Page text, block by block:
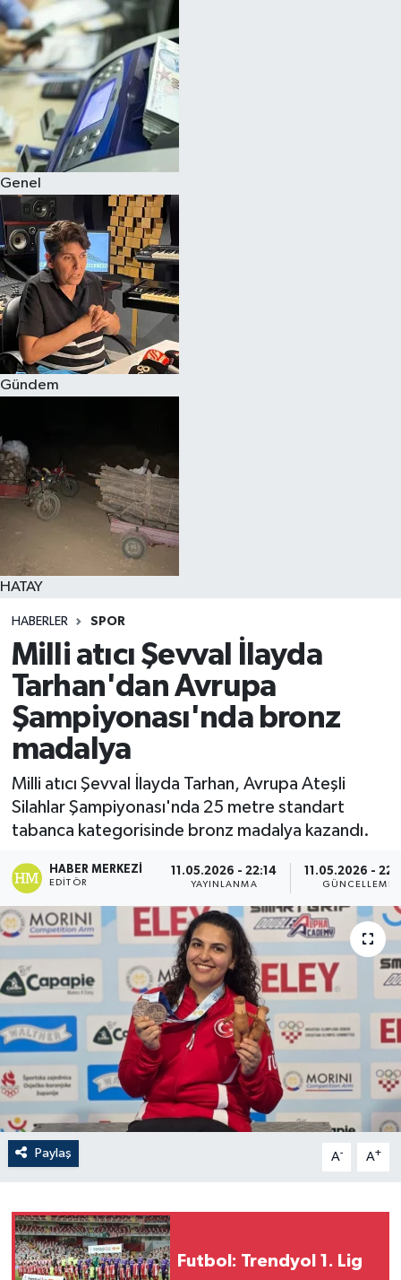
Genel
Gündem
HATAY
HABERLER SPOR
Milli atıcı Şevval İlayda
Tarhan'dan Avrupa
Şampiyonası'nda bronz
madalya
Milli atıcı Şevval İlayda Tarhan, Avrupa Ateşli
Silahlar Şampiyonası'nda 25 metre standart
tabanca kategorisinde bronz madalya kazandı.
HABER MERKEZI
EDITÖR
11.05.2026 - 22:14
YAYINLANMA
11.05.2026 -
GÜNCELLEME
Paylaş A- A+
Futbol: Trendyol 1. Lig
Spor
Teknoloji
Yaşam